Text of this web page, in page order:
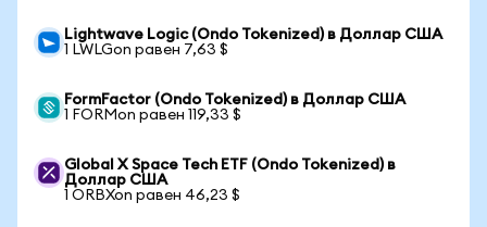
Lightwave Logic (Ondo Tokenized) в Доллар США
1 LWLGon равен 7,63 $
FormFactor (Ondo Tokenized) в Доллар США
1 FORMon равен 119,33 $
Global X Space Tech ETF (Ondo Tokenized) в
Доллар США
1 ORBXon равен 46,23 $